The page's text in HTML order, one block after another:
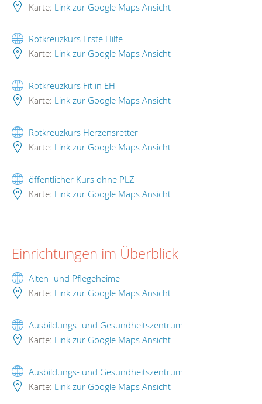
Karte: Link zur Google Maps Ansicht
Rotkreuzkurs Erste Hilfe
Karte: Link zur Google Maps Ansicht
Rotkreuzkurs Fit in EH
Karte: Link zur Google Maps Ansicht
Rotkreuzkurs Herzensretter
Karte: Link zur Google Maps Ansicht
öffentlicher Kurs ohne PLZ
Karte: Link zur Google Maps Ansicht
Einrichtungen im Überblick
Alten- und Pflegeheime
Karte: Link zur Google Maps Ansicht
Ausbildungs- und Gesundheitszentrum
Karte: Link zur Google Maps Ansicht
Ausbildungs- und Gesundheitszentrum
Karte: Link zur Google Maps Ansicht